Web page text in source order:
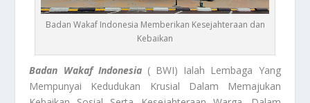
Badan Wakaf Indonesia Memberikan Kesejahteraan dan
Kebaikan
Badan Wakaf Indonesia( BWI) Ialah Lembaga Yang
Mempunyai Kedudukan Krusial Dalam Memajukan